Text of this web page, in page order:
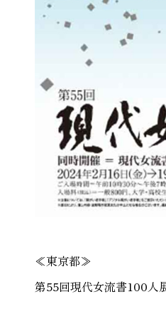
≪東京都≫
第55回現代女流書100人